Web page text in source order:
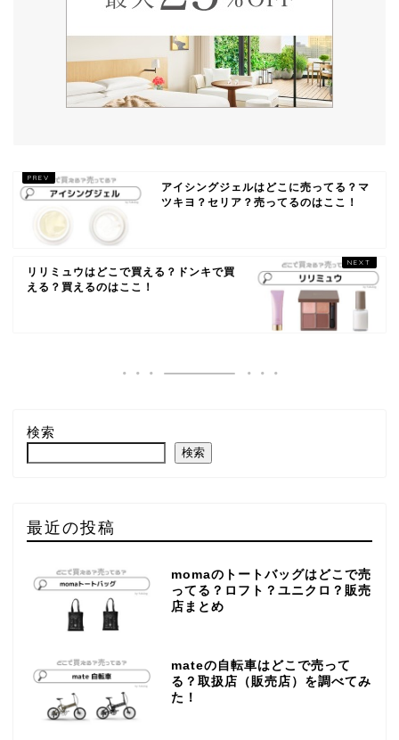
アイシングジェルはどこに売ってる？マ
ツキヨ？セリア？売ってるのはここ！
リリミュウはどこで買える？ドンキで買
える？買えるのはここ！
検索
検索
最近の投稿
momaのトートバッグはどこで売
ってる？ロフト？ユニクロ？販売
店まとめ
mateの自転車はどこで売って
る？取扱店（販売店）を調べてみ
た！